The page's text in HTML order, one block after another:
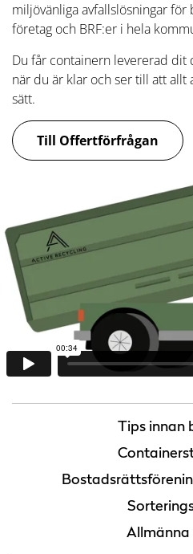
miljövänliga avfallslösningar
företag och BRF:er i hela
Du får containern levererad dit
när du är klar och ser till att allt
sätt.
Till Offertförfrågan
Tips innan